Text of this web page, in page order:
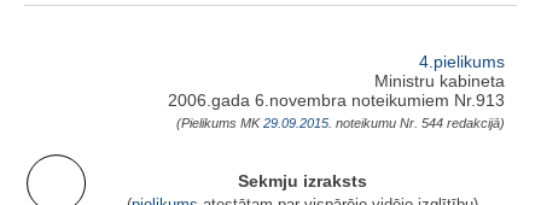
4.pielikums
Ministru kabineta
2006.gada 6.novembra noteikumiem Nr.913
(Pielikums MK29.09.2015. noteikumu Nr. 544 redakcijā)
Sekmju izraksts